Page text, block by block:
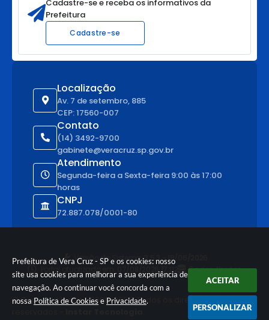
Prefeitura de Vera Cruz - SP e os cookies: nosso
site usa cookies para melhorar a sua experiência de
navegação. Ao continuar você concorda com a
nossa Política de Cookies e Privacidade.
ACEITAR
PERSONALIZAR
Localização
Av. 7 de setembro, 885
CEP: 17560-007
Contato
(14) 3492-9700
gabinete@veracruz.sp.gov.br
Atendimento
Segunda-feira a Sexta-feira 9:00 às 17:00
horas
CNPJ
72.887.078/0001-80
Cadastre-se e receba os informativos da
Prefeitura
Cadastre-se
Versão do Sistema:3.5.3 - 19/06/2026
Dados Abertos
© Copyright Instar - 2006-2026. Todos os direitos